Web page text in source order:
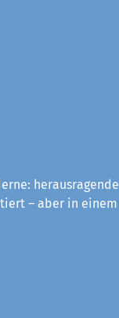
herausragende
– aber in einem